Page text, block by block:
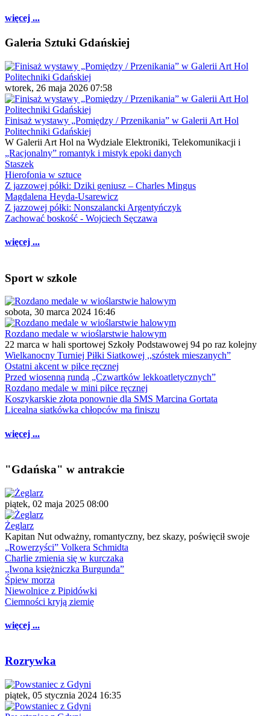
więcej ...
Galeria Sztuki Gdańskiej
wtorek, 26 maja 2026 07:58
Finisaż wystawy „Pomiędzy / Przenikania” w Galerii Art Hol
Politechniki Gdańskiej
W Galerii Art Hol na Wydziale Elektroniki, Telekomunikacji i
„Racjonalny” romantyk i mistyk epoki danych
Staszek
Hierofonia w sztuce
Z jazzowej półki: Dziki geniusz – Charles Mingus
Magdalena Heyda-Usarewicz
Z jazzowej półki: Nonszalancki Argentyńczyk
Zachować boskość - Wojciech Sęczawa
więcej ...
Sport w szkole
sobota, 30 marca 2024 16:46
Rozdano medale w wioślarstwie halowym
22 marca w hali sportowej Szkoły Podstawowej 94 po raz kolejny
Wielkanocny Turniej Piłki Siatkowej ,,szóstek mieszanych”
Ostatni akcent w piłce ręcznej
Przed wiosenną rundą „Czwartków lekkoatletycznych”
Rozdano medale w mini piłce ręcznej
Koszykarskie złota ponownie dla SMS Marcina Gortata
Licealna siatkówka chłopców ma finiszu
więcej ...
"Gdańska" w antrakcie
piątek, 02 maja 2025 08:00
Żeglarz
Kapitan Nut odważny, romantyczny, bez skazy, poświęcił swoje
„Rowerzyści” Volkera Schmidta
Charlie zmienia się w kurczaka
„Iwona księżniczka Burgunda”
Śpiew morza
Niewolnice z Pipidówki
Ciemności kryją ziemię
więcej ...
Rozrywka
piątek, 05 stycznia 2024 16:35